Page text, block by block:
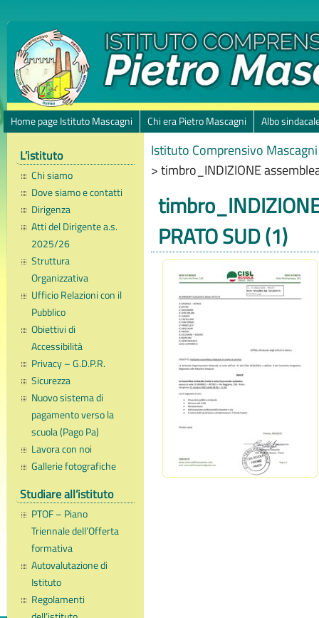
Home page Istituto Mascagni Chi era Pietro Mascagni Albo
L’istituto
Chi siamo
Dove siamo e contatti
Dirigenza
Atti del Dirigente a.s.
2025/26
Struttura
Organizzativa
Ufficio Relazioni con il
Pubblico
Obiettivi di
Accessibilità
Privacy – G.D.P.R.
Sicurezza
Nuovo sistema di
pagamento verso la
scuola (Pago Pa)
Lavora con noi
Gallerie fotografiche
Studiare all’istituto
PTOF – Piano
Triennale dell’Offerta
formativa
Autovalutazione di
Istituto
Regolamenti
Istituto Comprensivo
>timbro_INDIZIONE
PRATO SUD (1)